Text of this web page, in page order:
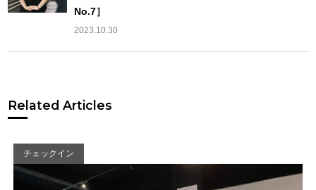
No.7］
2023.10.30
Related Articles
チェックイン